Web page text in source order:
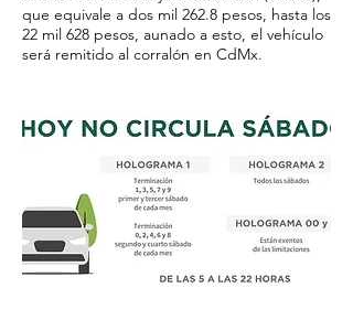
que equivale a dos mil 262.8 pesos, hasta los
22 mil 628 pesos, aunado a esto, el vehículo
será remitido al corralón en CdMx.